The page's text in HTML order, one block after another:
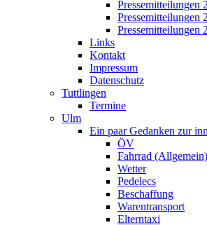
Pressemitteilungen
Pressemitteilungen
Pressemitteilungen
Links
Kontakt
Impressum
Datenschutz
Tuttlingen
Termine
Ulm
Ein paar Gedanken zur
ÖV
Fahrrad (Allgemein)
Wetter
Pedelecs
Beschaffung
Warentransport
Elterntaxi